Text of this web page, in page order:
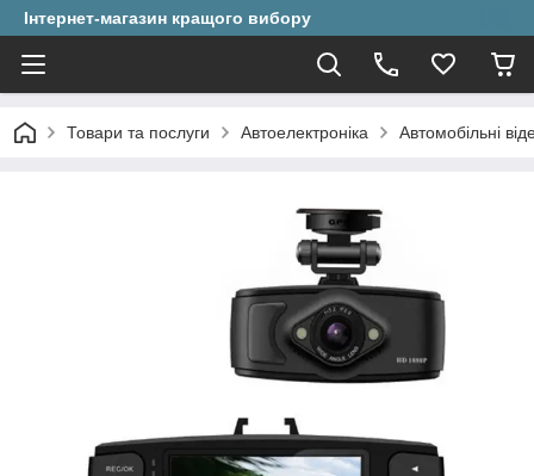
Інтернет-магазин кращого вибору
Товари та послуги Автоелектроніка Автомобільні